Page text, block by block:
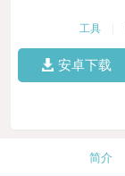
工具
安卓下载
简介